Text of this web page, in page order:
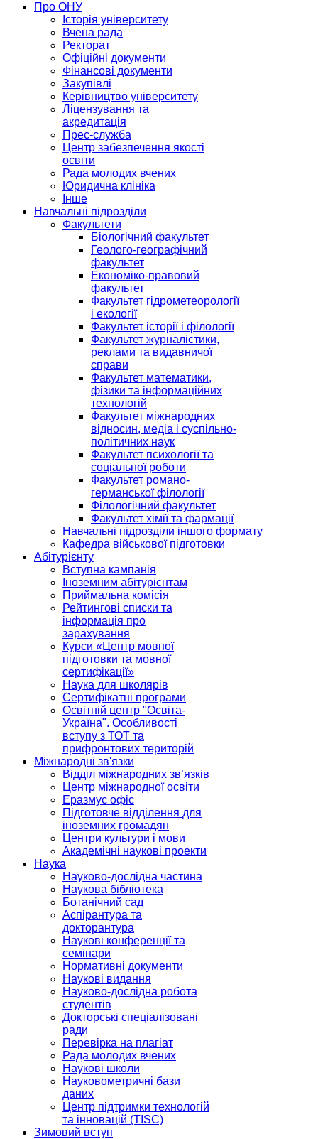
Про ОНУ
Історія університету
Вчена рада
Ректорат
Офіційні документи
Фінансові документи
Закупівлі
Керівництво університету
Ліцензування та
акредитація
Прес-служба
Центр забезпечення якості
освіти
Рада молодих вчених
Юридична клініка
Інше
Навчальні підрозділи
Факультети
Біологічний факультет
Геолого-географічний
факультет
Економіко-правовий
факультет
Факультет гідрометеорології
і екології
Факультет історії і філології
Факультет журналістики,
реклами та видавничої
справи
Факультет математики,
фізики та інформаційних
технологій
Факультет міжнародних
відносин, медіа і суспільно-
політичних наук
Факультет психології та
соціальної роботи
Факультет романо-
германської філології
Філологічний факультет
Факультет хімії та фармації
Навчальні підрозділи іншого формату
Кафедра військової підготовки
Абітурієнту
Вступна кампанія
Іноземним абітурієнтам
Приймальна комісія
Рейтингові списки та
інформація про
зарахування
Курси «Центр мовної
підготовки та мовної
сертифікації»
Наука для школярів
Сертифікатні програми
Освітній центр "Освіта-
Україна". Особливості
вступу з ТОТ та
прифронтових територій
Міжнародні зв'язки
Відділ міжнародних зв’язків
Центр міжнародної освіти
Еразмус офіс
Підготовче відділення для
іноземних громадян
Центри культури і мови
Академічні наукові проекти
Наука
Науково-дослідна частина
Наукова бібліотека
Ботанічний сад
Аспірантура та
докторантура
Наукові конференції та
семінари
Нормативні документи
Наукові видання
Науково-дослідна робота
студентів
Докторські спеціалізовані
ради
Перевірка на плагіат
Рада молодих вчених
Наукові школи
Науковометричні бази
даних
Центр підтримки технологій
та інновацій (TISC)
Зимовий вступ